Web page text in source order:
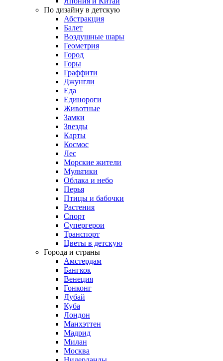
По дизайну в детскую
Абстракция
Балет
Воздушные шары
Геометрия
Город
Горы
Граффити
Джунгли
Еда
Единороги
Животные
Замки
Звезды
Карты
Космос
Лес
Морские жители
Мультики
Облака и небо
Перья
Птицы и бабочки
Растения
Спорт
Супергерои
Транспорт
Цветы в детскую
Города и страны
Амстердам
Бангкок
Венеция
Гонконг
Дубай
Куба
Лондон
Манхэттен
Мадрид
Милан
Москва